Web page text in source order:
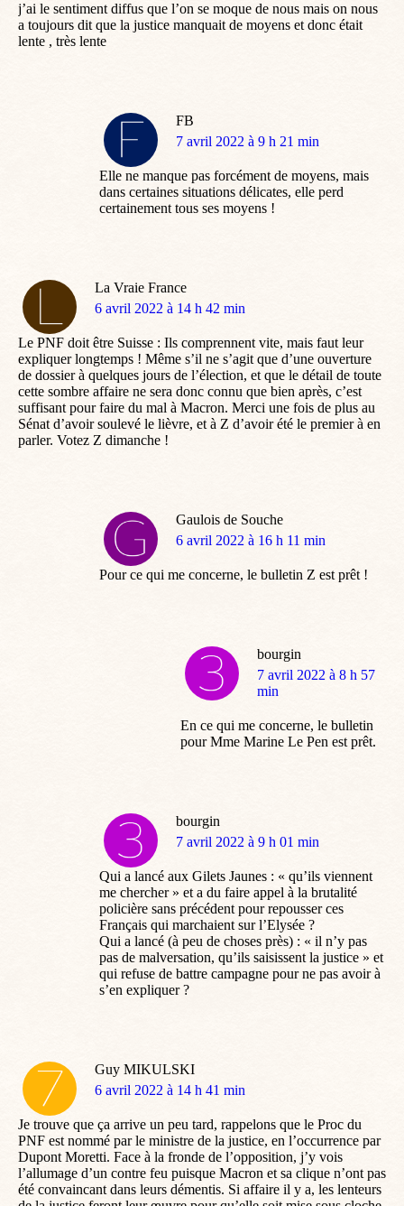
j’ai le sentiment diffus que l’on se moque de nous mais on nous
a toujours dit que la justice manquait de moyens et donc était
lente , très lente
FB
dit
7 avril 2022 à 9 h 21 min
Elle ne manque pas forcément de moyens, mais
dans certaines situations délicates, elle perd
certainement tous ses moyens !
La Vraie France
dit
6 avril 2022 à 14 h 42 min
Le PNF doit être Suisse : Ils comprennent vite, mais faut leur
expliquer longtemps ! Même s’il ne s’agit que d’une ouverture
de dossier à quelques jours de l’élection, et que le détail de toute
cette sombre affaire ne sera donc connu que bien après, c’est
suffisant pour faire du mal à Macron. Merci une fois de plus au
Sénat d’avoir soulevé le lièvre, et à Z d’avoir été le premier à en
parler. Votez Z dimanche !
Gaulois de Souche
dit
6 avril 2022 à 16 h 11 min
Pour ce qui me concerne, le bulletin Z est prêt !
bourgin
dit
:
7 avril 2022 à 8 h 57
min
En ce qui me concerne, le bulletin
pour Mme Marine Le Pen est prêt.
bourgin
dit
7 avril 2022 à 9 h 01 min
Qui a lancé aux Gilets Jaunes : « qu’ils viennent
me chercher » et a du faire appel à la brutalité
policière sans précédent pour repousser ces
Français qui marchaient sur l’Elysée ?
Qui a lancé (à peu de choses près) : « il n’y pas
pas de malversation, qu’ils saisissent la justice » et
qui refuse de battre campagne pour ne pas avoir à
s’en expliquer ?
Guy MIKULSKI
dit
6 avril 2022 à 14 h 41 min
Je trouve que ça arrive un peu tard, rappelons que le Proc du
PNF est nommé par le ministre de la justice, en l’occurrence par
Dupont Moretti. Face à la fronde de l’opposition, j’y vois
l’allumage d’un contre feu puisque Macron et sa clique n’ont pas
été convaincant dans leurs démentis. Si affaire il y a, les lenteurs